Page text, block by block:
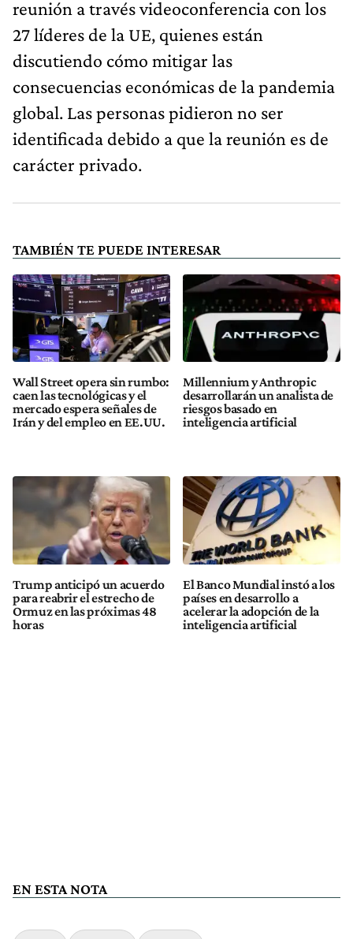
reunión a través videoconferencia con los
27 líderes de la UE, quienes están
discutiendo cómo mitigar las
consecuencias económicas de la pandemia
global. Las personas pidieron no ser
identificada debido a que la reunión es de
carácter privado.
TAMBIÉN TE PUEDE INTERESAR
Wall Street opera sin rumbo:
caen las tecnológicas y el
mercado espera señales de
Irán y del empleo en EE.UU.
Millennium y Anthropic
desarrollarán un analista de
riesgos basado en
inteligencia artificial
Trump anticipó un acuerdo
para reabrir el estrecho de
Ormuz en las próximas 48
horas
El Banco Mundial instó a los
países en desarrollo a
acelerar la adopción de la
inteligencia artificial
EN ESTA NOTA